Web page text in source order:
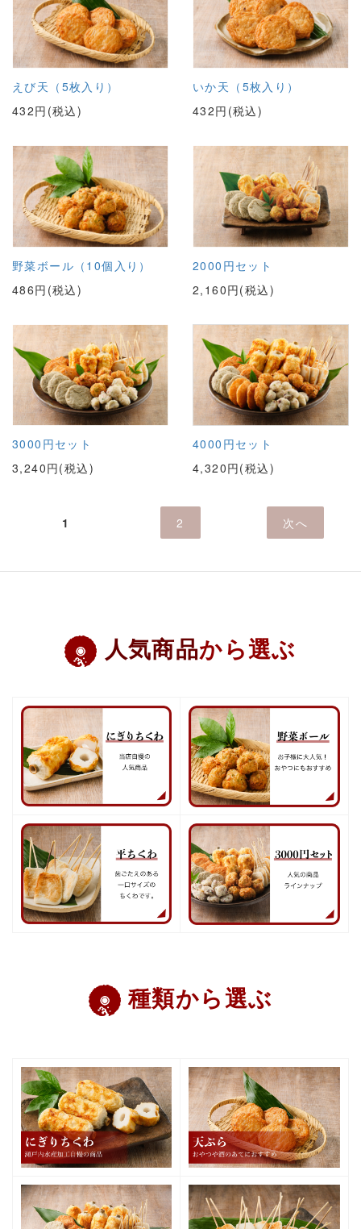
えび天（5枚入り）
432円(税込)
いか天（5枚入り）
432円(税込)
野菜ボール（10個入り）
486円(税込)
2000円セット
2,160円(税込)
3000円セット
3,240円(税込)
4000円セット
4,320円(税込)
1 2 次へ
人気商品から選ぶ
種類から選ぶ